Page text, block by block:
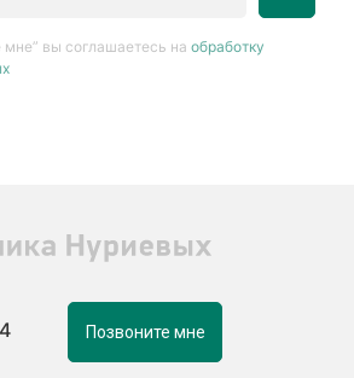
мне” вы соглашаетесь наобработку
Позвоните мне